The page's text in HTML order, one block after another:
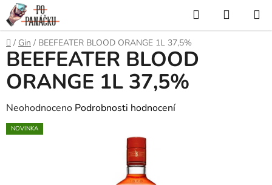
Přejít
na
obsah
Hledat
KOŠÍK
Domů
/ Gin / BEEFEATER BLOOD ORANGE 1L 37,5%
BEEFEATER BLOOD
ORANGE 1L 37,5%
Průměrné
hodnocení
Neohodnoceno Podrobnosti hodnocení
NOVINKA